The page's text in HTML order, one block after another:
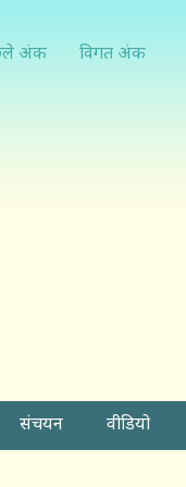
अंक विगत अंक
संचयन वीडियो